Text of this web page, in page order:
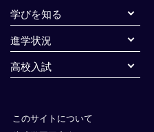
学びを知る
進学状況
高校入試
このサイトについて